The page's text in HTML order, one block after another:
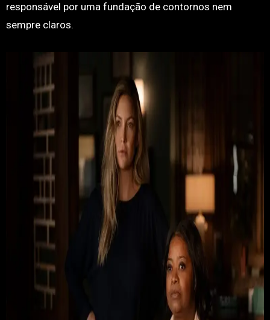
responsável por uma fundação de contornos nem
sempre claros.